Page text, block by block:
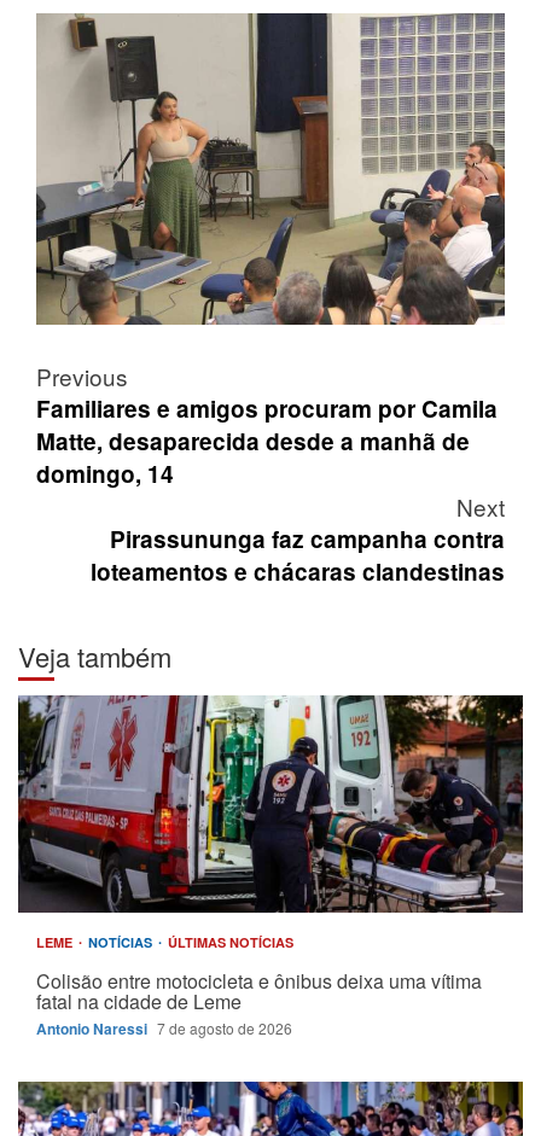
Post
navigation
Previous
Familiares e amigos procuram por Camila
Matte, desaparecida desde a manhã de
domingo, 14
Next
Pirassununga faz campanha contra
loteamentos e chácaras clandestinas
Veja também
LEME NOTÍCIAS ÚLTIMAS NOTÍCIAS
Colisão entre motocicleta e ônibus deixa uma vítima
fatal na cidade de Leme
Antonio Naressi 7 de agosto de 2026